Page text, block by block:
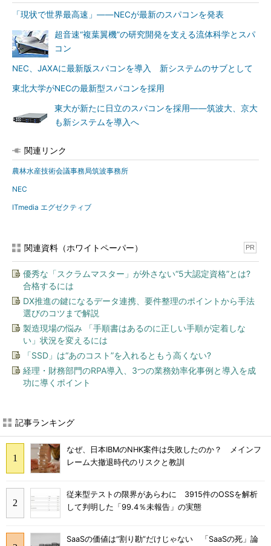
「現状で世界最高速」――NECが最新のスパコンを発表
超音速“複葉翼機”の研究開発を支える流体科学とスパ
コン
NEC、JAXAに最新版スパコンを導入 新システムのサブとして
東北大学がNECの最新型スパコンを採用
東大が新たに日立のスパコンを採用――筑波大、京大
も新システムを導入へ
関連リンク
農林水産技術会議事務局筑波事務所
NEC
ITmedia エグゼクティブ
関連資料（ホワイトペーパー） PR
優秀な「スクラムマスター」が外さない“5大認定資格”とは?
合格するには
DX推進の鍵になるデータ連携、要件整理のポイントから手法
選びのコツまで解説
製造現場の悩み 「手順書はあるのに正しい手順が定着しな
い」状況を変えるには
「SSD」は“あのコスト”を入れるともう高くない?
経理・財務部門のRPA導入、3つの業務効率化事例と導入を成
功に導くポイント
記事ランキング
なぜ、日本IBMのNHK案件は失敗したのか？ メインフ
レーム大撤退時代のリスクと教訓
従来型テストの限界があらわに 3915件のOSSを解析
して判明した「99.4％未報告」の実態
SaaSの価値は“割り勘”だけじゃない 「SaaSの死」論